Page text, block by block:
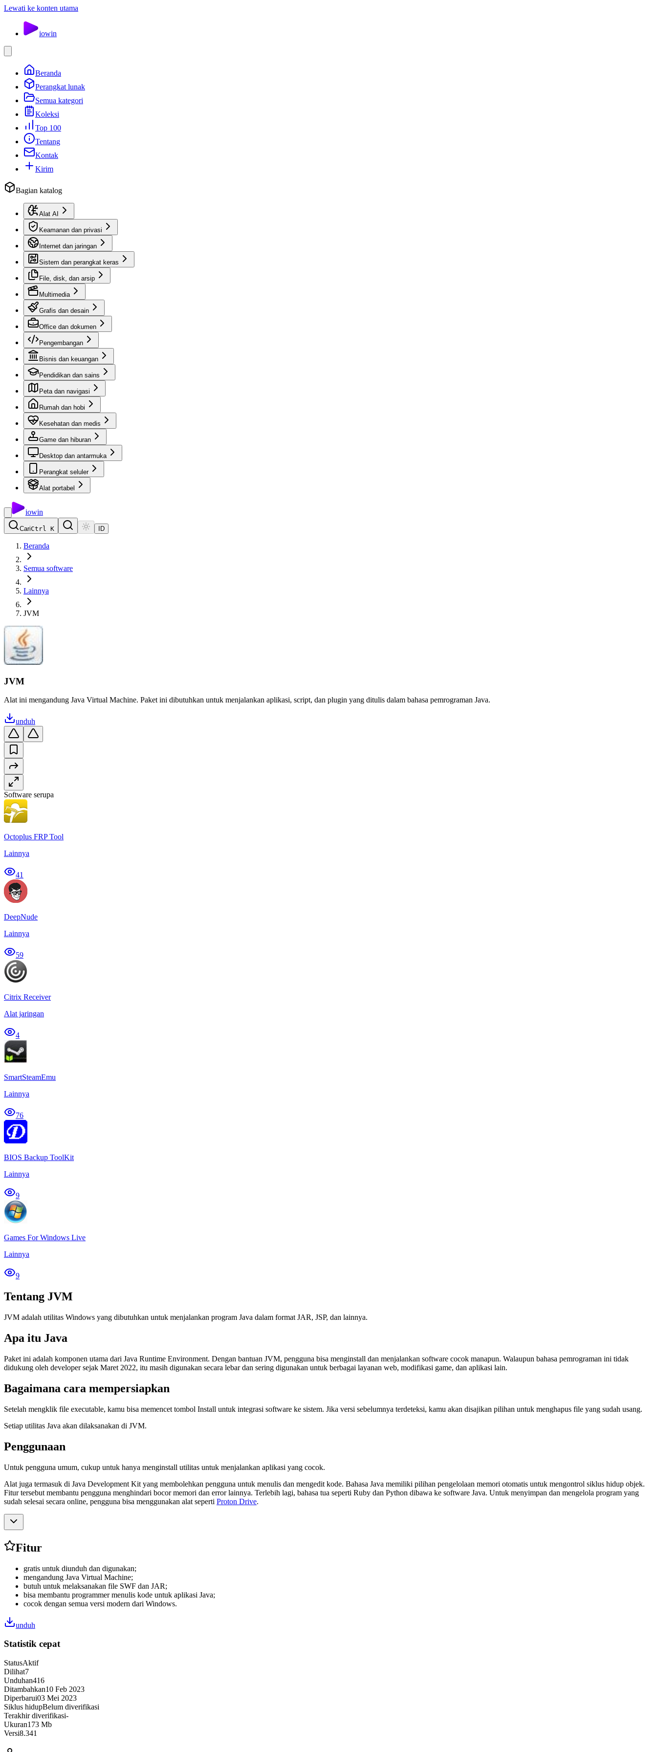
Lewati ke konten utama
iowin
Beranda
Perangkat lunak
Semua kategori
Koleksi
Top 100
Tentang
Kontak
Kirim
Bagian katalog
Alat AI
Keamanan dan privasi
Internet dan jaringan
Sistem dan perangkat keras
File, disk, dan arsip
Multimedia
Grafis dan desain
Office dan dokumen
Pengembangan
Bisnis dan keuangan
Pendidikan dan sains
Peta dan navigasi
Rumah dan hobi
Kesehatan dan medis
Game dan hiburan
Desktop dan antarmuka
Perangkat seluler
Alat portabel
iowin
CariCtrl K ID
Beranda
Semua software
Lainnya
JVM
JVM
Alat ini mengandung Java Virtual Machine. Paket ini dibutuhkan untuk menjalankan aplikasi, script, dan plugin yang ditulis dalam bahasa pemrograman Java.
unduh
Software serupa
Octoplus FRP Tool
Lainnya
41
DeepNude
Lainnya
59
Citrix Receiver
Alat jaringan
4
SmartSteamEmu
Lainnya
76
BIOS Backup ToolKit
Lainnya
9
Games For Windows Live
Lainnya
9
Tentang JVM
JVM adalah utilitas Windows yang dibutuhkan untuk menjalankan program Java dalam format JAR, JSP, dan lainnya.
Apa itu Java
Paket ini adalah komponen utama dari Java Runtime Environment. Dengan bantuan JVM, pengguna bisa menginstall dan menjalankan software cocok manapun. Walaupun bahasa pemrograman ini tidak
didukung oleh developer sejak Maret 2022, itu masih digunakan secara lebar dan sering digunakan untuk berbagai layanan web, modifikasi game, dan aplikasi lain.
Bagaimana cara mempersiapkan
Setelah mengklik file executable, kamu bisa memencet tombol Install untuk integrasi software ke sistem. Jika versi sebelumnya terdeteksi, kamu akan disajikan pilihan untuk menghapus file yang sudah usang.
Setiap utilitas Java akan dilaksanakan di JVM.
Penggunaan
Untuk pengguna umum, cukup untuk hanya menginstall utilitas untuk menjalankan aplikasi yang cocok.
Alat juga termasuk di Java Development Kit yang membolehkan pengguna untuk menulis dan mengedit kode. Bahasa Java memiliki pilihan pengelolaan memori otomatis untuk mengontrol siklus hidup objek.
Fitur tersebut membantu pengguna menghindari bocor memori dan error lainnya. Terlebih lagi, bahasa tua seperti Ruby dan Python dibawa ke software Java. Untuk menyimpan dan mengelola program yang
sudah selesai secara online, pengguna bisa menggunakan alat seperti Proton Drive.
Fitur
gratis untuk diunduh dan digunakan;
mengandung Java Virtual Machine;
butuh untuk melaksanakan file SWF dan JAR;
bisa membantu programmer menulis kode untuk aplikasi Java;
cocok dengan semua versi modern dari Windows.
unduh
Statistik cepat
StatusAktif
Dilihat7
Unduhan416
Ditambahkan10 Feb 2023
Diperbarui03 Mei 2023
Siklus hidupBelum diverifikasi
Terakhir diverifikasi-
Ukuran173 Mb
Versi8.341